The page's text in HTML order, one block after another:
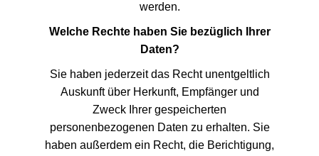
werden.
Welche Rechte haben Sie bezüglich Ihrer
Daten?
Sie haben jederzeit das Recht unentgeltlich
Auskunft über Herkunft, Empfänger und
Zweck Ihrer gespeicherten
personenbezogenen Daten zu erhalten. Sie
haben außerdem ein Recht, die Berichtigung,